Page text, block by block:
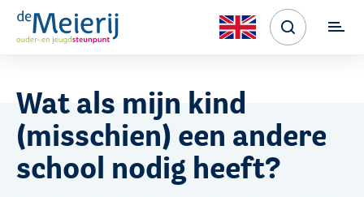
Wat als mijn kind
(misschien) een andere
school nodig heeft?